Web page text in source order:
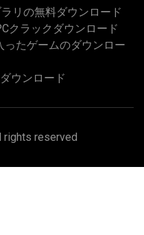
リの無料ダウンロード
クラックダウンロード
ったゲームのダウンロー
ウンロード
rights reserved